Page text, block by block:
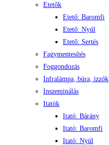
Etetők
Etető: Baromfi
Etető: Nyúl
Etető: Sertés
Fagymentesítés
Foggondozás
Infralámpa, búra, izzók
Inszeminálás
Itatók
Itató: Bárány
Itató: Baromfi
Itató: Nyúl